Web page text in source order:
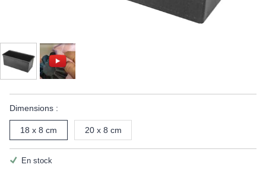
Dimensions :
18 x 8 cm 20 x 8 cm
En stock